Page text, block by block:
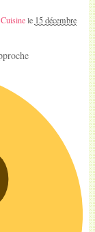
le 15 décembre